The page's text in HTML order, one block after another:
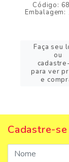
Código:
Embalagem:
Faça seu
ou
para ver
e
Cadastre-